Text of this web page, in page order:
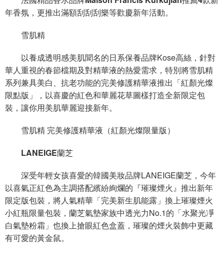
年香氛，更推出滿額刮刮刮樂等歡慶新年活動。
雪肌精
以養成透明感美肌聞名的日系保養品牌Kose高絲，針對
華人重視的春節檔期及對精華液的熱愛需求，特別將雪肌精
系列兼具美白、抗老功能的完美修護精華液推出「紅顏光燦
限點版」，以喜慶的紅色和華麗花草圖樣打造全新限定包
裝，讓你用美肌華麗迎接新年。
雪肌精 完美修護精華液（紅顏光燦限量版）
LANEIGE蘭芝
深受年輕女孩喜愛的韓國美妝品牌LANEIGE蘭芝，今年
以喜氣正紅色為主調搭配繽紛絢爛的『璀璨煙火』推出新年
限定版包裝，將人氣精華「完美新生肌能露」換上璀璨煙火
小紅瓶限量包裝，蘭芝氣墊家族中透光力No.1的「水聚光凈
白氣墊粉霜」也換上搶眼紅色盒蓋，璀璨的煙火裝飾中更藏
有可愛的黃金鼠。